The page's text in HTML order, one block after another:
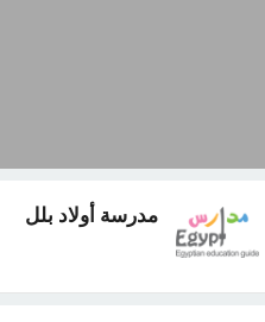
مدرسة أولاد بلل